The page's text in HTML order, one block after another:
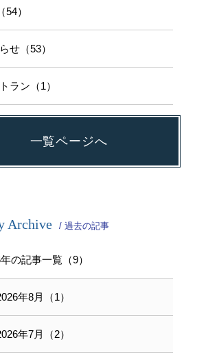
54）
せ（53）
ラン（1）
一覧ページへ
Archive / 過去の記事
の記事一覧（9）
年8月（1）
年7月（2）